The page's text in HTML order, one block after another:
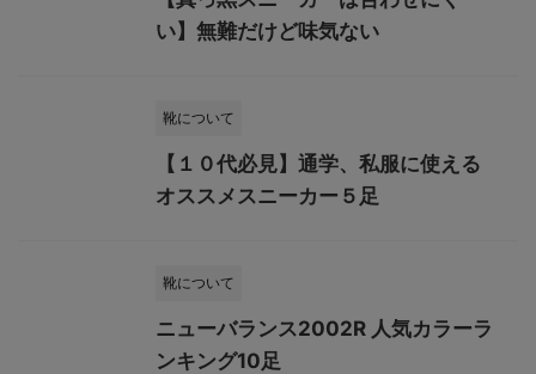
い】無難だけど味気ない
靴について
【１０代必見】通学、私服に使える
オススメスニーカー５足
靴について
ニューバランス2002R 人気カラーラ
ンキング10足